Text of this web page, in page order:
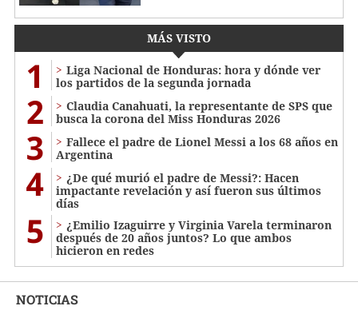
MÁS VISTO
1
Liga Nacional de Honduras: hora y dónde ver
los partidos de la segunda jornada
2
Claudia Canahuati, la representante de SPS que
busca la corona del Miss Honduras 2026
3
Fallece el padre de Lionel Messi a los 68 años en
Argentina
4
¿De qué murió el padre de Messi?: Hacen
impactante revelación y así fueron sus últimos
días
5
¿Emilio Izaguirre y Virginia Varela terminaron
después de 20 años juntos? Lo que ambos
hicieron en redes
NOTICIAS